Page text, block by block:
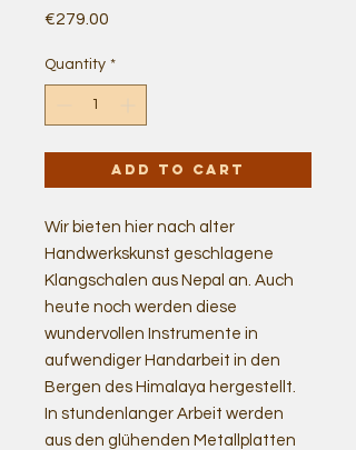
€279.00
Quantity *
Add to Cart
Wir bieten hier nach alter
Handwerkskunst geschlagene
Klangschalen aus Nepal an. Auch
heute noch werden diese
wundervollen Instrumente in
aufwendiger Handarbeit in den
Bergen des Himalaya hergestellt.
In stundenlanger Arbeit werden
aus den glühenden Metallplatten